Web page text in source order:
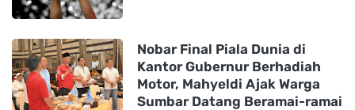
Nobar Final Piala Dunia di
Kantor Gubernur Berhadiah
Motor, Mahyeldi Ajak Warga
Sumbar Datang Beramai-ramai